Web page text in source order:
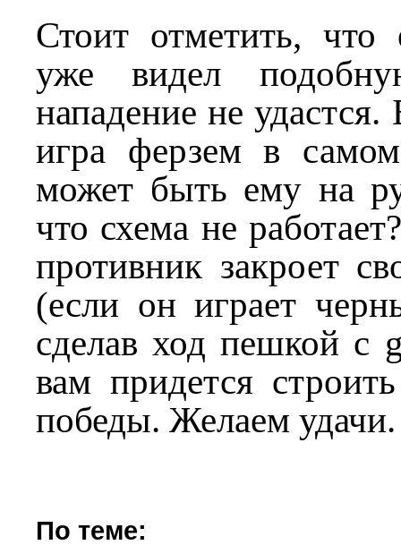
Стоит отметить, что
уже видел
нападение не удастся.
игра ферзем в
может быть ему на
что схема не
противник закроет
(если он играет
сделав ход пешкой с
вам придется
победы. Желаем удачи.
По теме: